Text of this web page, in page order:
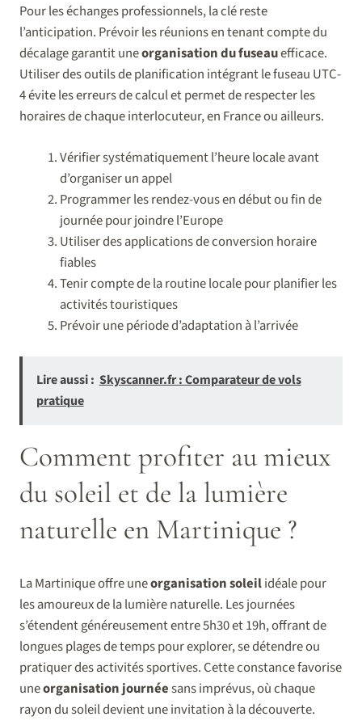
Pour les échanges professionnels, la clé reste
l’anticipation. Prévoir les réunions en tenant compte du
décalage garantit uneorganisation du fuseauefficace.
Utiliser des outils de planification intégrant le fuseau UTC-
4 évite les erreurs de calcul et permet de respecter les
horaires de chaque interlocuteur, en France ou ailleurs.
Vérifier systématiquement l’heure locale avant
d’organiser un appel
Programmer les rendez-vous en début ou fin de
journée pour joindre l’Europe
Utiliser des applications de conversion horaire
fiables
Tenir compte de la routine locale pour planifier les
activités touristiques
Prévoir une période d’adaptation à l’arrivée
Lire aussi : Skyscanner.fr : Comparateur de vols
pratique
Comment profiter au mieux
du soleil et de la lumière
naturelle en Martinique ?
La Martinique offre uneorganisation soleilidéale pour
les amoureux de la lumière naturelle. Les journées
s’étendent généreusement entre 5h30 et 19h, offrant de
longues plages de temps pour explorer, se détendre ou
pratiquer des activités sportives. Cette constance favorise
uneorganisation journéesans imprévus, où chaque
rayon du soleil devient une invitation à la découverte.